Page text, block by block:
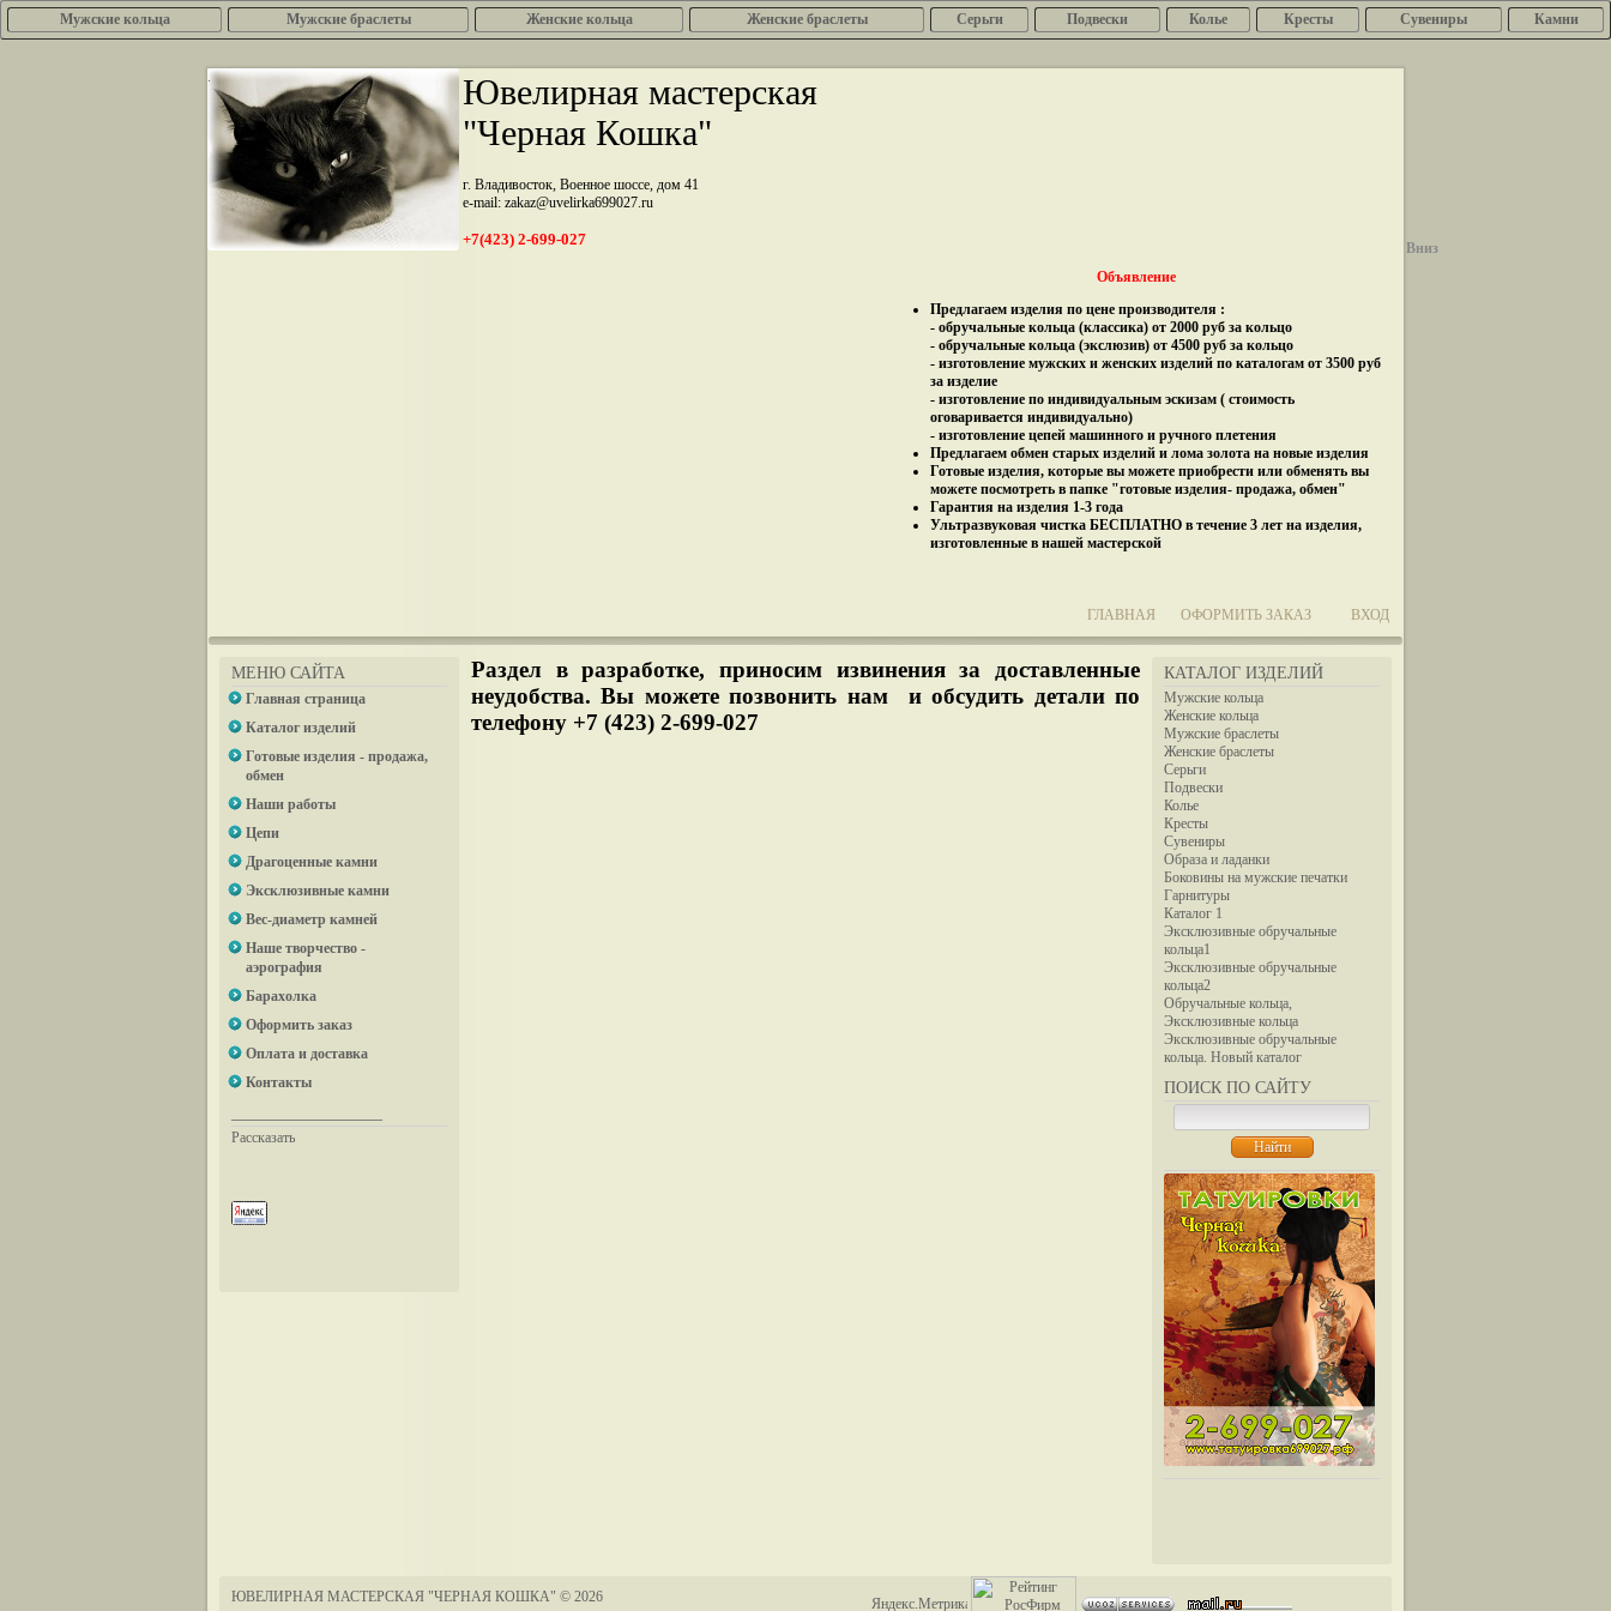
Мужские кольца Мужские браслеты Женcкие кольца Женские браслеты Серьги Подвески Колье Кресты Сувениры Камни
.
Ювелирная мастерская
"Черная Кошка"
г. Владивосток, Военное шоссе, дом 41
e-mail: zakaz@uvelirka699027.ru
+7(423) 2-699-027
Объявление
Предлагаем изделия по цене производителя :
- обручальные кольца (классика) от 2000 руб за кольцо
- обручальные кольца (экслюзив) от 4500 руб за кольцо
- изготовление мужских и женских изделий по каталогам от 3500 руб
за изделие
- изготовление по индивидуальным эскизам ( стоимость
оговаривается индивидуально)
- изготовление цепей машинного и ручного плетения
Предлагаем обмен старых изделий и лома золота на новые изделия
Готовые изделия, которые вы можете приобрести или обменять вы
можете посмотреть в папке "готовые изделия- продажа, обмен"
Гарантия на изделия 1-3 года
Ультразвуковая чистка БЕСПЛАТНО в течение 3 лет на изделия,
изготовленные в нашей мастерской
ГЛАВНАЯ ОФОРМИТЬ ЗАКАЗ ВХОД
МЕНЮ САЙТА
Главная страница
Каталог изделий
Готовые изделия - продажа,
обмен
Наши работы
Цепи
Драгоценные камни
Эксклюзивные камни
Вес-диаметр камней
Наше творчество -
аэрография
Барахолка
Оформить заказ
Оплата и доставка
Контакты
Рассказать
КАТАЛОГ ИЗДЕЛИЙ
Мужские кольца
Женские кольца
Мужские браслеты
Женские браслеты
Серьги
Подвески
Колье
Кресты
Сувениры
Образа и ладанки
Боковины на мужские печатки
Гарнитуры
Каталог 1
Эксклюзивные обручальные
кольца1
Эксклюзивные обручальные
кольца2
Обручальные кольца,
Эксклюзивные кольца
Эксклюзивные обручальные
кольца. Новый каталог
ПОИСК ПО САЙТУ
Раздел в разработке, приносим извинения за доставленные
неудобства. Вы можете позвонить нам и обсудить детали по
телефону +7 (423) 2-699-027
ЮВЕЛИРНАЯ МАСТЕРСКАЯ "ЧЕРНАЯ КОШКА" © 2026
Вниз